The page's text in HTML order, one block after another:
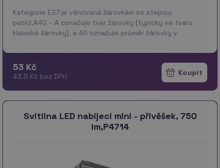
Kategorie E27 je věnovaná žárovkám se stejnou
paticí.A40 – A označuje tvar žárovky (typicky ve tvaru
klasické žárovky), a 40 označuje průměr žárovky v
ene…více
53 Kč
43.8 Kč bez DPH
Svítilna LED nabíjecí mini - přívěšek, 750
lm,P4714